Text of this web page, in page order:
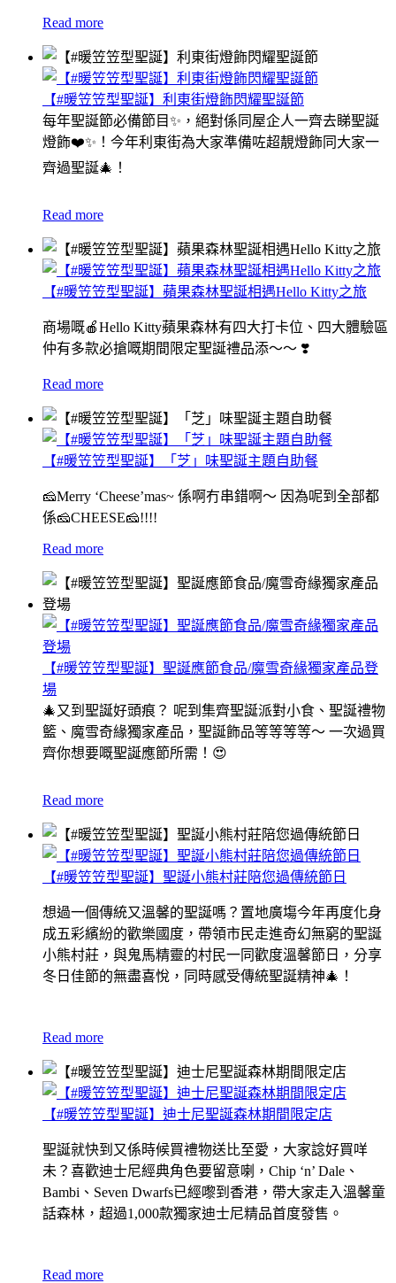
Read more
【#暖笠笠型聖誕】利東街燈飾閃耀聖誕節
每年聖誕節必備節目✨，絕對係同屋企人一齊去睇聖誕
燈飾❤️✨！今年利東街為大家準備咗超靚燈飾同大家一
齊過聖誕🎄！
Read more
【#暖笠笠型聖誕】蘋果森林聖誕相遇Hello Kitty之旅
商場嘅🍎Hello Kitty蘋果森林有四大打卡位、四大體驗區
仲有多款必搶嘅期間限定聖誕禮品添～～ ❣️
Read more
【#暖笠笠型聖誕】「芝」味聖誕主題自助餐
🧀Merry ‘Cheese’mas~ 係啊冇串錯啊～ 因為呢到全部都
係🧀CHEESE🧀!!!!
Read more
【#暖笠笠型聖誕】聖誕應節食品/魔雪奇緣獨家產品登
場
🎄又到聖誕好頭痕？ 呢到集齊聖誕派對小食、聖誕禮物
籃、魔雪奇緣獨家產品，聖誕飾品等等等等～ 一次過買
齊你想要嘅聖誕應節所需！😍
Read more
【#暖笠笠型聖誕】聖誕小熊村莊陪您過傳統節日
想過一個傳統又溫馨的聖誕嗎？置地廣塲今年再度化身
成五彩繽紛的歡樂國度，帶領市民走進奇幻無窮的聖誕
小熊村莊，與鬼馬精靈的村民一同歡度溫馨節日，分享
冬日佳節的無盡喜悅，同時感受傳統聖誕精神🎄！
Read more
【#暖笠笠型聖誕】迪士尼聖誕森林期間限定店
聖誕就快到又係時候買禮物送比至愛，大家諗好買咩
未？喜歡迪士尼經典角色要留意喇，Chip ‘n’ Dale、
Bambi、Seven Dwarfs已經嚟到香港，帶大家走入溫馨童
話森林，超過1,000款獨家迪士尼精品首度發售。
Read more